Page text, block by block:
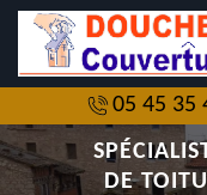
05 45 35
DE